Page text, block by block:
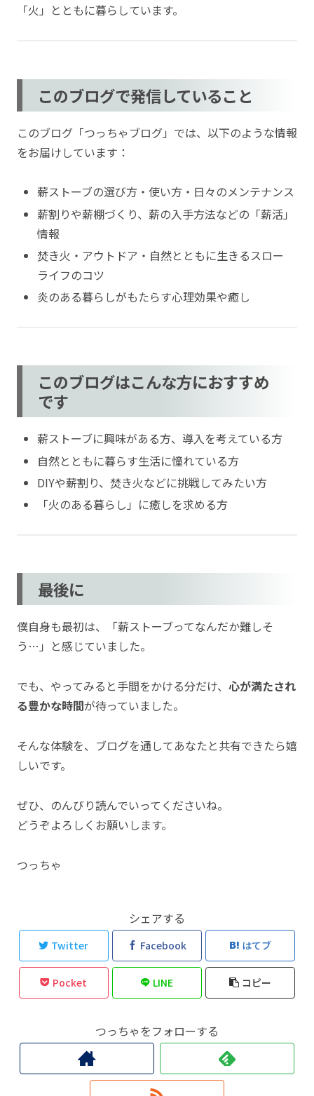
「火」とともに暮らしています。
このブログで発信していること
このブログ「つっちゃブログ」では、以下のような情報
をお届けしています：
薪ストーブの選び方・使い方・日々のメンテナンス
薪割りや薪棚づくり、薪の入手方法などの「薪活」
情報
焚き火・アウトドア・自然とともに生きるスロー
ライフのコツ
炎のある暮らしがもたらす心理効果や癒し
このブログはこんな方におすすめ
です
薪ストーブに興味がある方、導入を考えている方
自然とともに暮らす生活に憧れている方
DIYや薪割り、焚き火などに挑戦してみたい方
「火のある暮らし」に癒しを求める方
最後に
僕自身も最初は、「薪ストーブってなんだか難しそ
う…」と感じていました。
でも、やってみると手間をかける分だけ、 心が満たされ
る豊かな時間が待っていました。
そんな体験を、ブログを通してあなたと共有できたら嬉
しいです。
ぜひ、のんびり読んでいってくださいね。
どうぞよろしくお願いします。
つっちゃ
シェアする
Twitter Facebook はてブ
Pocket LINE コピー
つっちゃをフォローする